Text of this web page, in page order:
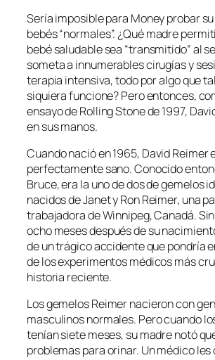
Sería imposible para Money probar
bebés “normales”. ¿Qué madre
bebé saludable sea “transmitido” al
someta a innumerables cirugías y
terapia intensiva, todo por algo que
siquiera funcione? Pero entonces,
ensayo de Rolling Stone de 1997,
en sus manos.
Cuando nació en 1965, David Reimer
perfectamente sano. Conocido
Bruce, era la uno de dos de gemelos
nacidos de Janet y Ron Reimer, una
trabajadora de Winnipeg, Canadá.
ocho meses después de su
de un trágico accidente que pondría
de los experimentos médicos más
historia reciente.
Los gemelos Reimer nacieron con
masculinos normales. Pero cuando
tenían siete meses, su madre notó
problemas para orinar. Un médico